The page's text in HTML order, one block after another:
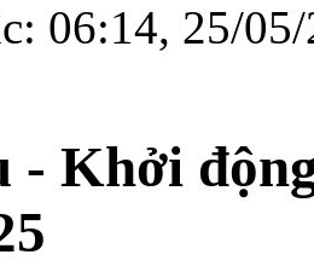
06:14, 25/
- Khởi